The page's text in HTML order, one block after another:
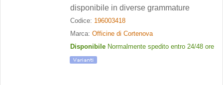
disponibile in diverse grammature
Codice: 196003418
Marca: Officine di Cortenova
Disponibile Normalmente spedito entro 24/48 ore